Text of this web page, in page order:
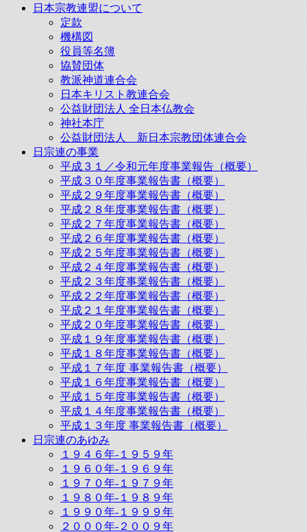
日本宗教連盟について
定款
機構図
役員等名簿
協賛団体
教派神道連合会
日本キリスト教連合会
公益財団法人 全日本仏教会
神社本庁
公益財団法人 新日本宗教団体連合会
日宗連の事業
平成３１／令和元年度事業報告（概要）
平成３０年度事業報告書（概要）
平成２９年度事業報告書（概要）
平成２８年度事業報告書（概要）
平成２７年度事業報告書（概要）
平成２６年度事業報告書（概要）
平成２５年度事業報告書（概要）
平成２４年度事業報告書（概要）
平成２３年度事業報告書（概要）
平成２２年度事業報告書（概要）
平成２１年度事業報告書（概要）
平成２０年度事業報告書（概要）
平成１９年度事業報告書（概要）
平成１８年度事業報告書（概要）
平成１７年度 事業報告書（概要）
平成１６年度事業報告書（概要）
平成１５年度事業報告書（概要）
平成１４年度事業報告書（概要）
平成１３年度 事業報告書（概要）
日宗連のあゆみ
１９４６年-１９５９年
１９６０年-１９６９年
１９７０年-１９７９年
１９８０年-１９８９年
１９９０年-１９９９年
２０００年-２００９年